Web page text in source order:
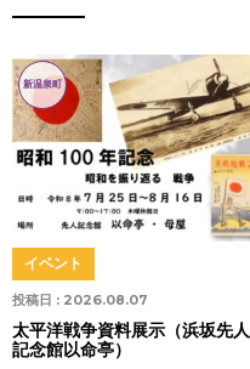
新温泉町
投稿日 : 2026.08.07
イベント
太平洋戦争資料展示（浜坂先人
記念館以命亭）